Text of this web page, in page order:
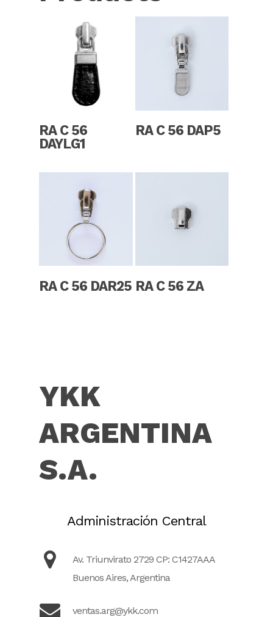
RA C 56
DAYLG1
RA C 56 DAP5
RA C 56 DAR25 RA C 56 ZA
YKK
ARGENTINA
S.A.
Administración Central
Av. Triunvirato 2729 CP: C1427AAA
Buenos Aires, Argentina
ventas.arg@ykk.com